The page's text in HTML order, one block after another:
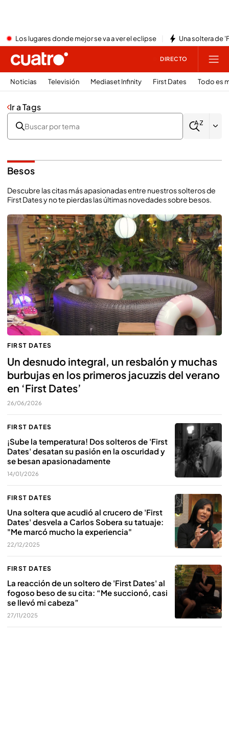
Los lugares donde mejor se va a ver el eclipse Una soltera de
DIRECTO
Noticias Televisión Mediaset Infinity First Dates Todo es
Ir a Tags
Besos
Descubre las citas más apasionadas entre nuestros solteros de
First Dates y no te pierdas las últimas novedades sobre besos.
FIRST DATES
Un desnudo integral, un resbalón y muchas
burbujas en los primeros jacuzzis del verano
en ‘First Dates’
26/06/2026
FIRST DATES
¡Sube la temperatura! Dos solteros de 'First
Dates' desatan su pasión en la oscuridad y
se besan apasionadamente
14/01/2026
FIRST DATES
Una soltera que acudió al crucero de 'First
Dates' desvela a Carlos Sobera su tatuaje:
"Me marcó mucho la experiencia"
22/12/2025
FIRST DATES
La reacción de un soltero de 'First Dates' al
fogoso beso de su cita: “Me succionó, casi
se llevó mi cabeza”
27/11/2025